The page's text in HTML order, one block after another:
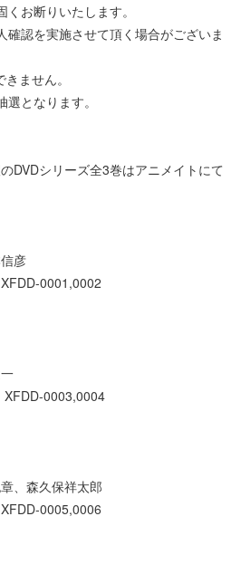
お断りいたします。
確認を実施させて頂く場合がございま
ません。
となります。
DVDシリーズ全3巻はアニメイトにて
彦
0001,0002
0003,0004
、森久保祥太郎
0005,0006